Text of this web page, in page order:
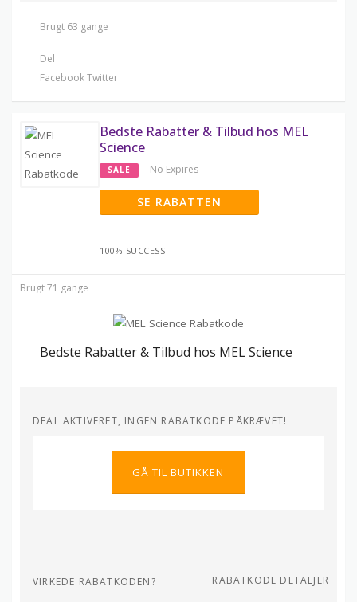
Brugt 63 gange
Del
FacebookTwitter
Bedste Rabatter & Tilbud hos MEL
Science
SALE No Expires
SE RABATTEN
100% SUCCESS
Brugt 71 gange
Bedste Rabatter & Tilbud hos MEL Science
DEAL AKTIVERET, INGEN RABATKODE PÅKRÆVET!
GÅ TIL BUTIKKEN
VIRKEDE RABATKODEN? RABATKODE DETALJER